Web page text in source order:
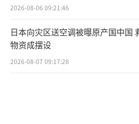
当两百多年前的设计遇
者，美国政治体制的适应
能否容纳马斯克这样的体
再次启动“排异反应”，将
2026-08-06 09:21:46
日本向灾区送空调被曝原产国中国
物资成摆设
2026-08-07 09:17:28